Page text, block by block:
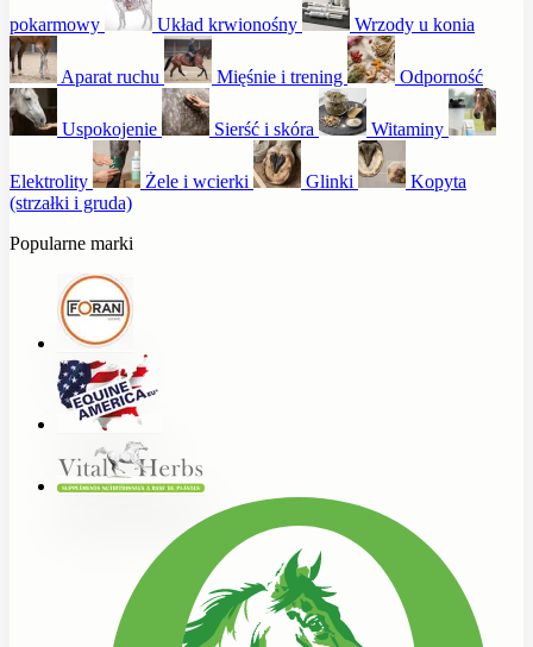
pokarmowy Układ krwionośny Wrzody u konia
Aparat ruchu Mięśnie i trening Odporność
Uspokojenie Sierść i skóra Witaminy
Elektrolity Żele i wcierki Glinki
Kopyta
(strzałki i gruda)
Popularne marki